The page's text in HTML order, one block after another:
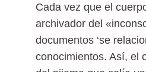
Cada vez que el
archivador del
documentos ‘se
conocimientos. Así, el